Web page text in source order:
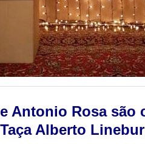
Antonio Rosa são
Taça Alberto